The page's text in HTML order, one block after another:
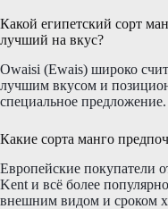
Какой египетский сорт
лучший на вкус?
Owaisi (Ewais) широко
лучшим вкусом и
специальное предложение.
Какие сорта манго
Европейские покупатели
Kent и всё более
внешним видом и сроком